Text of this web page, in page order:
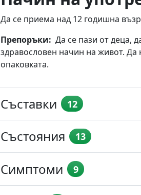
Да се приема над 12 годишна
Препоръки: Да се ​​пази от деца,
здравословен начин на живот.
опаковката.
Съставки 12
Състояния 13
Симптоми 9